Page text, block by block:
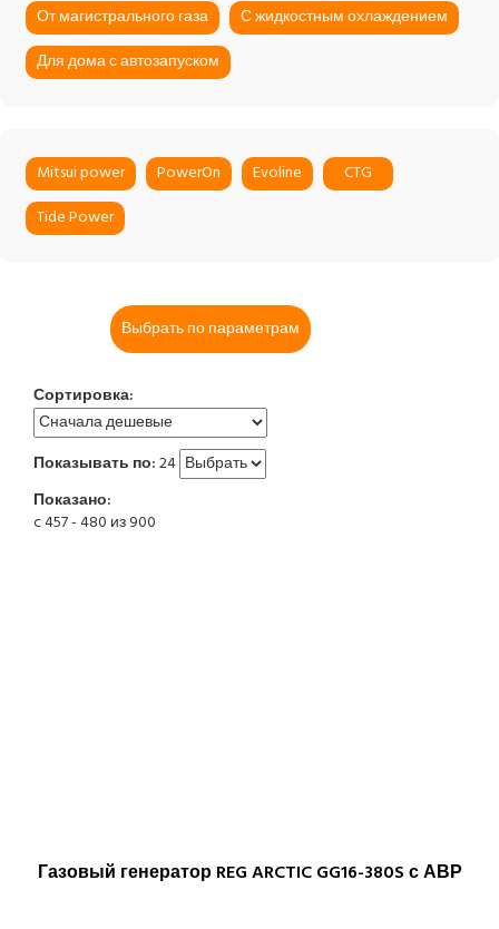
От магистрального газа
С жидкостным охлаждением
Для дома с автозапуском
Mitsui power PowerOn Evoline
CTG
Tide Power
Выбрать по параметрам
Сортировка:
Показывать по:24
Показано:
c 457 - 480 из 900
Газовый генератор REG ARCTIC GG16-380S с АВР